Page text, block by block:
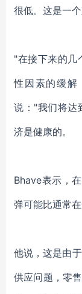
很低。这是一
"在接下来的几
性因素的缓解
说："我们将达
济是健康的。
Bhave表示 ，在
弹可能比通常
他说，这是由
供应问题，零